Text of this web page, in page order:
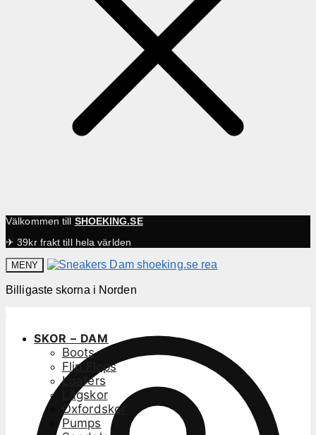
Välkommen till SHOEKING.SE
✈ 39kr frakt till hela världen
MENY
Billigaste skorna i Norden
SKOR – DAM
Boots
Flip Flops
Loafers
Lågskor
Oxfordskor
Pumps